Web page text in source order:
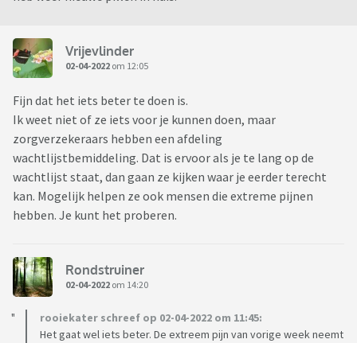
Vrijevlinder
02-04-2022 om 12:05
Fijn dat het iets beter te doen is.
Ik weet niet of ze iets voor je kunnen doen, maar
zorgverzekeraars hebben een afdeling
wachtlijstbemiddeling. Dat is ervoor als je te lang op de
wachtlijst staat, dan gaan ze kijken waar je eerder terecht
kan. Mogelijk helpen ze ook mensen die extreme pijnen
hebben. Je kunt het proberen.
Rondstruiner
02-04-2022 om 14:20
rooiekater schreef op 02-04-2022 om 11:45:
Het gaat wel iets beter. De extreem pijn van vorige week neemt